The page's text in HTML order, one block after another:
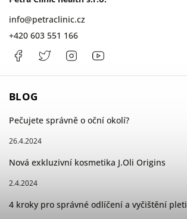
info@petraclinic.cz
+420 603 551 166
FacebookPetraClinicInstagram
BLOG
Pečujete správně o oční okolí?
26.4.2024
Nová exkluzivní kosmetika J.Oli Origins
2.4.2024
4 kroky pro správné odlíčení a vyčištění pleti